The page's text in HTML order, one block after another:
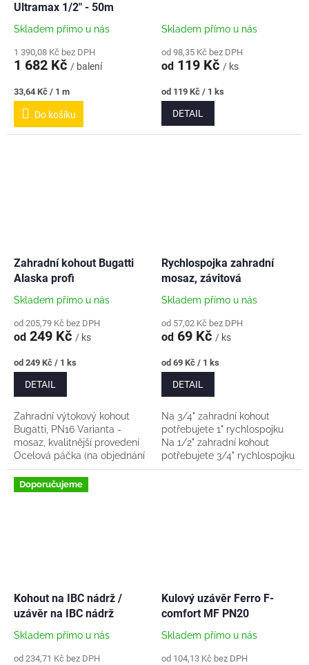
Ultramax 1/2" - 50m
Skladem přímo u nás
1 390,08 Kč bez DPH
1 682 Kč / balení
Měrná
cena:
33,64 Kč / 1 m
Do košíku
Skladem přímo u nás
od 98,35 Kč bez DPH
od 119 Kč / ks
Měrná
cena:
od 119 Kč / 1 ks
DETAIL
Zahradní kohout Bugatti
Alaska profi
Skladem přímo u nás
od 205,79 Kč bez DPH
od 249 Kč / ks
Měrná
cena:
od 249 Kč / 1 ks
DETAIL
Zahradní výtokový kohout
Bugatti, PN16 Varianta -
mosaz, kvalitnější provedení
Ocelová páčka (na objednání
také možnost nerez páčka)
Použití i pro pitnou vodu dle
vyhlášky...
Rychlospojka zahradní
mosaz, závitová
Skladem přímo u nás
od 57,02 Kč bez DPH
od 69 Kč / ks
Měrná
cena:
od 69 Kč / 1 ks
DETAIL
Na 3/4" zahradní kohout
potřebujete 1" rychlospojku
Na 1/2" zahradní kohout
potřebujete 3/4" rychlospojku
Doporučujeme
Kohout na IBC nádrž /
uzávěr na IBC nádrž
Skladem přímo u nás
od 234,71 Kč bez DPH
Kulový uzávěr Ferro F-
comfort MF PN20
Skladem přímo u nás
od 104,13 Kč bez DPH